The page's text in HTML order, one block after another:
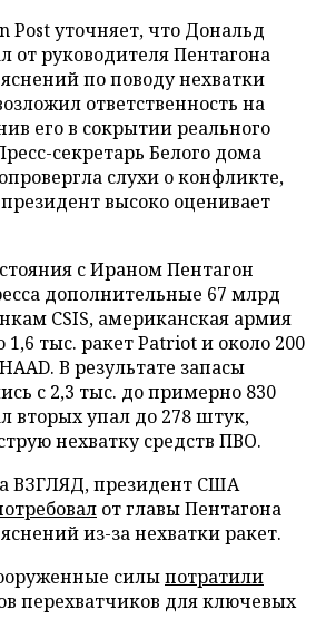
Post уточняет, что Дональд
от руководителя Пентагона
по поводу нехватки
ответственность на
его в сокрытии реального
секретарь Белого дома
слухи о конфликте,
высоко оценивает
с Ираном Пентагон
дополнительные 67 млрд
CSIS, американская армия
1,6 тыс. ракет Patriot и около 200
В результате запасы
с 2,3 тыс. до примерно 830
вторых упал до 278 штук,
нехватку средств ПВО.
ВЗГЛЯД, президент США
от главы Пентагона
из-за нехватки ракет.
силыпотратили
перехватчиков для ключевых